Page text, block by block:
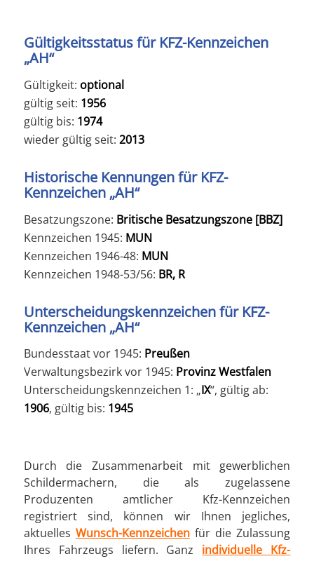
Gültigkeitsstatus für KFZ-Kennzeichen
„AH“
Gültigkeit: optional
gültig seit: 1956
gültig bis: 1974
wieder gültig seit: 2013
Historische Kennungen für KFZ-
Kennzeichen „AH“
Besatzungszone: Britische Besatzungszone [BBZ]
Kennzeichen 1945: MUN
Kennzeichen 1946-48: MUN
Kennzeichen 1948-53/56: BR, R
Unterscheidungskennzeichen für KFZ-
Kennzeichen „AH“
Bundesstaat vor 1945: Preußen
Verwaltungsbezirk vor 1945: Provinz Westfalen
Unterscheidungskennzeichen 1: „IX“, gültig ab:
1906, gültig bis: 1945
Durch die Zusammenarbeit mit gewerblichen
Schildermachern, die als zugelassene
Produzenten amtlicher Kfz-Kennzeichen
registriert sind, können wir Ihnen jegliches,
aktuelles Wunsch-Kennzeichenfür die Zulassung
Ihres Fahrzeugs liefern. Ganz individuelle Kfz-